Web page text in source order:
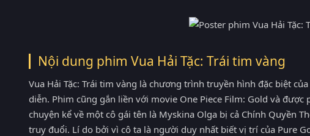
Nội dung phim Vua Hải Tặc: Trái tim vàng
Vua Hải Tặc: Trái tim vàng là chương trình truyền hình đặc biệt
diễn. Phim cũng gắn liền với movie One Piece Film: Gold và
chuyện kể về một cô gái tên là Myskina Olga bị cả Chính Quyền
truy đuổi. Lí do bởi vì cô ta là người duy nhất biết vị trí của Pure